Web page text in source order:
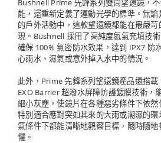
Bushnell Prime 先鋒系列雙筒望遠鏡，
能，還重新定義了運動光學的標準。無
的戶外活動中，這款望遠鏡都能在最嚴
現。Bushnell 採用了高純度氮氣充填技
確保 100% 氣密防水效果，達到 IPX7 防
心雨水、濕氣或意外掉入水中的情況。
此外，Prime 先鋒系列望遠鏡產品還搭
EXO Barrier 超潑水屏障防護鍍膜技術，
細小灰塵，使鏡片在各種惡劣條件下依
特別適合應對突如其來的大雨或潮濕的
氣條件下都能清晰地觀察目標，隨時隨
懼。